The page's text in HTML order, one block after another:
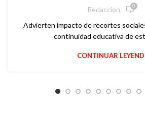
Redaccion 0
Advierten impacto de recortes
continuidad educativa de
CONTINUAR